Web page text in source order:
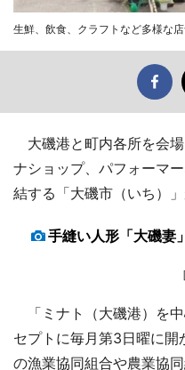
生鮮、飲食、クラフトなど多様な
大磯港と町内各所を会
ナショップ、パフォーマ
結する「大磯市（いち）」
手縫い人形「大磯妻
「ミナト（大磯港）を
セプトに毎月第3日曜に
の漁業協同組合や農業協